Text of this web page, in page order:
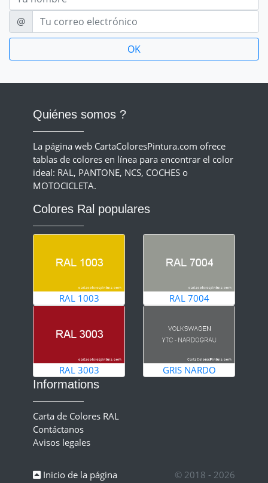
E-mail
@
Quiénes somos ?
La página web CartaColoresPintura.com ofrece
tablas de colores en línea para encontrar el color
ideal: RAL, PANTONE, NCS, COCHES o
MOTOCICLETA.
Colores Ral populares
RAL 1003 RAL 7004
RAL 3003 GRIS NARDO
Informations
Carta de Colores RAL
Contáctanos
Avisos legales
Inicio de la página
© 2018 - 2026